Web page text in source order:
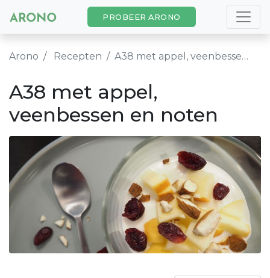
PROBEER ARONO
Arono Recepten A38 met appel, veenbessen en noten
A38 met appel,
veenbessen en noten